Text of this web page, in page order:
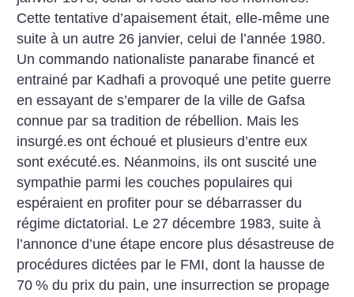
Cette tentative d’apaisement était, elle-même une
suite à un autre 26 janvier, celui de l’année 1980.
Un commando nationaliste panarabe financé et
entrainé par Kadhafi a provoqué une petite guerre
en essayant de s’emparer de la ville de Gafsa
connue par sa tradition de rébellion. Mais les
insurgé.es ont échoué et plusieurs d’entre eux
sont exécuté.es. Néanmoins, ils ont suscité une
sympathie parmi les couches populaires qui
espéraient en profiter pour se débarrasser du
régime dictatorial. Le 27 décembre 1983, suite à
l’annonce d’une étape encore plus désastreuse de
procédures dictées par le FMI, dont la hausse de
70 % du prix du pain, une insurrection se propage